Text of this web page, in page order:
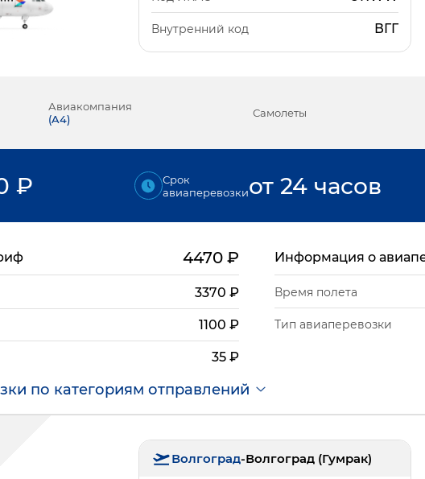
Внутренний код ВГГ
Авиакомпания
(A4) Самолеты
₽
Срок
авиаперевозкиот 24 часов
4470₽
3370 ₽
1100 ₽
35₽
Информация о
Время полета
Тип авиаперевозки
по категориям отправлений
Волгоград-Волгоград (Гумрак)